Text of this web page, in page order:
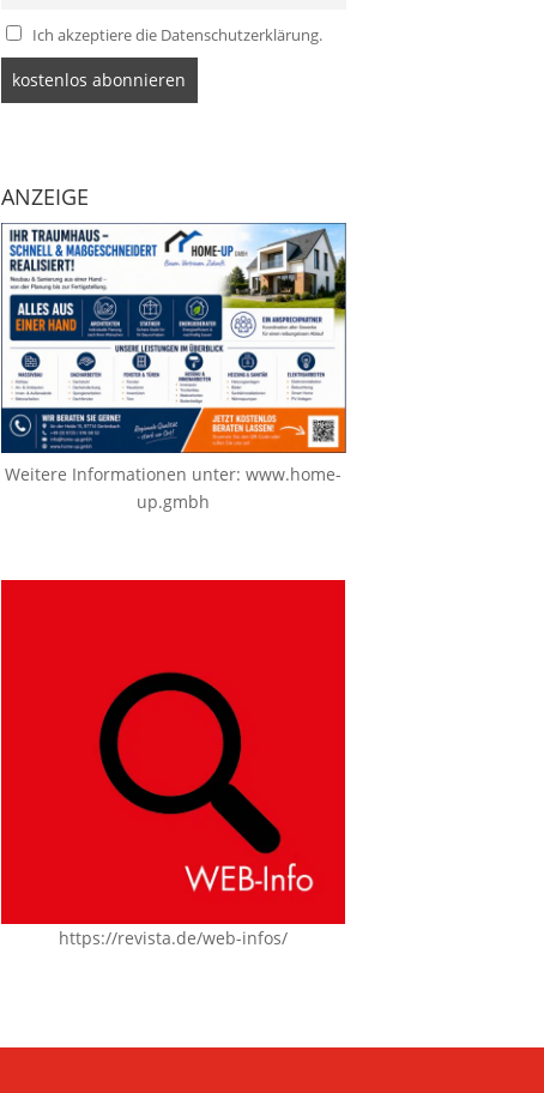
Ich akzeptiere die Datenschutzerklärung.
ANZEIGE
Weitere Informationen unter:www.home-
up.gmbh
https://revista.de/web-infos/